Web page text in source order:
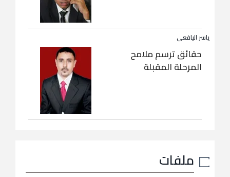
ياسر اليافعي
حقائق ترسم ملامح
المرحلة المقبلة
ملفات